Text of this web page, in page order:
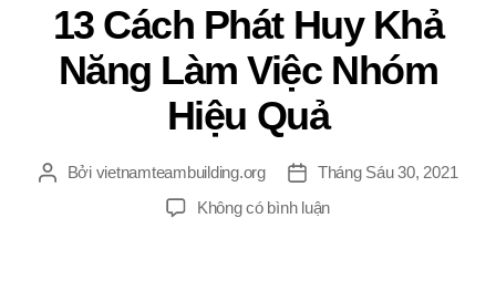
13 Cách Phát Huy Khả
Năng Làm Việc Nhóm
Hiệu Quả
TácBởi vietnamteambuilding.org
Ngày
đăng
Tháng Sáu 30, 2021
Không có bình luậnở